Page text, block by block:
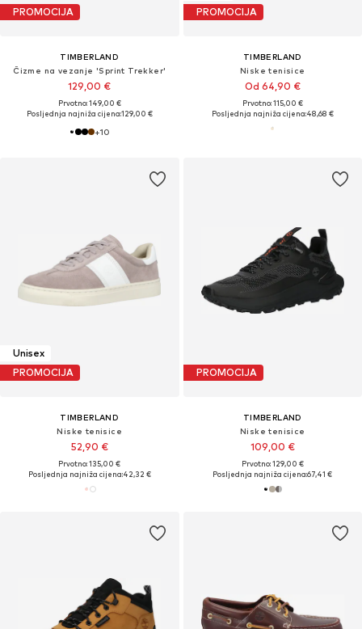
PROMOCIJA
TIMBERLAND
Čizme na vezanje 'Sprint Trekker'
129,00 €
Prvotno: 149,00 €
Posljednja najniža cijena:129,00 €
+10
PROMOCIJA
TIMBERLAND
Niske tenisice
Od 64,90 €
Prvotno: 115,00 €
Posljednja najniža cijena:48,68 €
Unisex
PROMOCIJA
TIMBERLAND
Niske tenisice
52,90 €
Prvotno: 135,00 €
Posljednja najniža cijena:42,32 €
PROMOCIJA
TIMBERLAND
Niske tenisice
109,00 €
Prvotno: 129,00 €
Posljednja najniža cijena:67,41 €